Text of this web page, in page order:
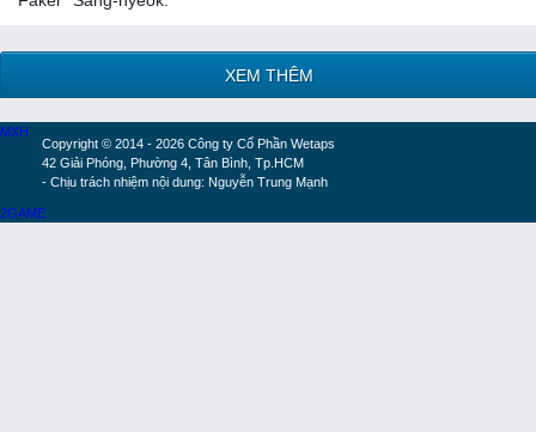
XEM THÊM
Copyright © 2014 - 2026 Công ty Cổ Phần Wetaps
42 Giải Phóng, Phường 4, Tân Bình, Tp.HCM
- Chịu trách nhiệm nội dung: Nguyễn Trung Mạnh
MXH
2GAME